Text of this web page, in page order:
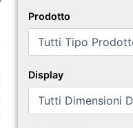
Prodotto
Display